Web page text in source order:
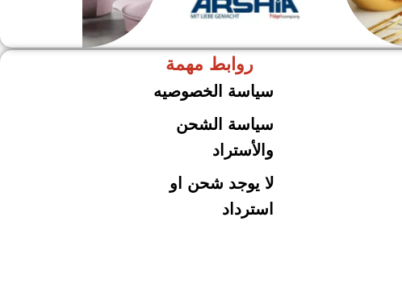
روابط مهمة
سياسة الخصوصيه
سياسة الشحن
والأستراد
لا يوجد شحن او
استرداد